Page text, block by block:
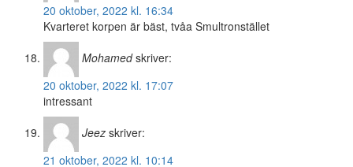
20 oktober, 2022 kl. 16:34
Kvarteret korpen är bäst, tvåa Smultronstället
Mohamed skriver:
20 oktober, 2022 kl. 17:07
intressant
Jeez skriver:
21 oktober, 2022 kl. 10:14